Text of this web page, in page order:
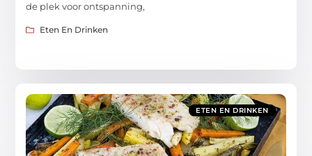
de plek voor ontspanning,
Eten En Drinken
ETEN EN DRINKEN